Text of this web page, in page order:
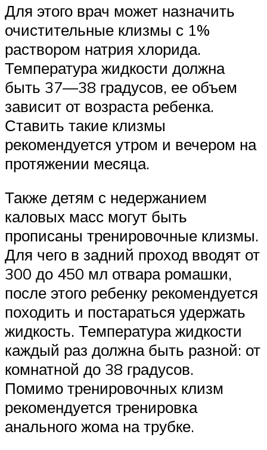
Для этого врач может назначить
очистительные клизмы с 1%
раствором натрия хлорида.
Температура жидкости должна
быть 37—38 градусов, ее объем
зависит от возраста ребенка.
Ставить такие клизмы
рекомендуется утром и вечером на
протяжении месяца.
Также детям с недержанием
каловых масс могут быть
прописаны тренировочные клизмы.
Для чего в задний проход вводят от
300 до 450 мл отвара ромашки,
после этого ребенку рекомендуется
походить и постараться удержать
жидкость. Температура жидкости
каждый раз должна быть разной: от
комнатной до 38 градусов.
Помимо тренировочных клизм
рекомендуется тренировка
анального жома на трубке.